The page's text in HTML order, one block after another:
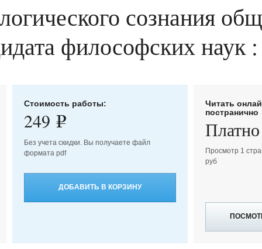
сознания
философских наук
Стоимость работы:
249 e
Без учета скидки. Вы получаете файл
формата pdf
ДОБАВИТЬ В КОРЗИНУ
Читать
постранично
Платно
Просмотр 1
руб